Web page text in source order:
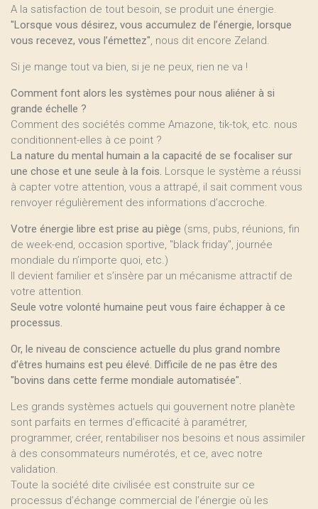
A la satisfaction de tout besoin, se produit une énergie.
"Lorsque vous désirez, vous accumulez de l’énergie, lorsque
vous recevez, vous l’émettez", nous dit encore Zeland.
Si je mange tout va bien, si je ne peux, rien ne va !
Comment font alors les systèmes pour nous aliéner à si
grande échelle ?
Comment des sociétés comme Amazone, tik-tok, etc. nous
conditionnent-elles à ce point ?
La nature du mental humain a la capacité de se focaliser sur
une chose et une seule à la fois. Lorsque le système a réussi
à capter votre attention, vous a attrapé, il sait comment vous
renvoyer régulièrement des informations d’accroche.
Votre énergie libre est prise au piège (sms, pubs, réunions, fin
de week-end, occasion sportive, "black friday", journée
mondiale du n’importe quoi, etc.)
Il devient familier et s’insère par un mécanisme attractif de
votre attention.
Seule votre volonté humaine peut vous faire échapper à ce
processus.
Or, le niveau de conscience actuelle du plus grand nombre
d’êtres humains est peu élevé. Difficile de ne pas être des
"bovins dans cette ferme mondiale automatisée".
Les grands systèmes actuels qui gouvernent notre planète
sont parfaits en termes d’efficacité à paramétrer,
programmer, créer, rentabiliser nos besoins et nous assimiler
à des consommateurs numérotés, et ce, avec notre
validation.
Toute la société dite civilisée est construite sur ce
processus d’échange commercial de l’énergie où les